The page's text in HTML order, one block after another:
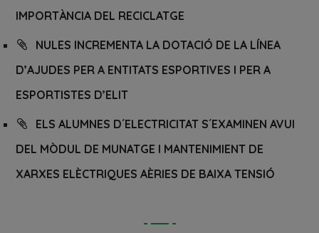
IMPORTÀNCIA DEL RECICLATGE
NULES INCREMENTA LA DOTACIÓ DE LA LÍNEA
D’AJUDES PER A ENTITATS ESPORTIVES I PER A
ESPORTISTES D’ELIT
ELS ALUMNES D´ELECTRICITAT S´EXAMINEN AVUI
DEL MÒDUL DE MUNATGE I MANTENIMIENT DE
XARXES ELÈCTRIQUES AÈRIES DE BAIXA TENSIÓ